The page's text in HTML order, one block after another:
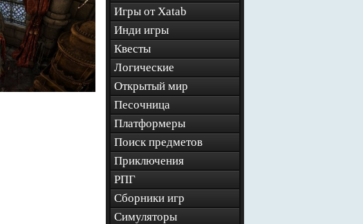
Игры от Xatab
Инди игры
Квесты
Логические
Открытый мир
Песочница
Платформеры
Поиск предметов
Приключения
РПГ
Сборники игр
Симуляторы